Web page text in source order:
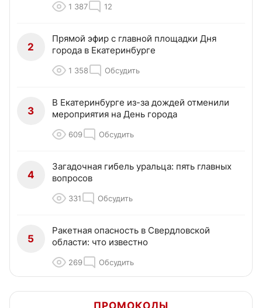
1 387 12
2
Прямой эфир с главной площадки Дня
города в Екатеринбурге
1 358 Обсудить
3
В Екатеринбурге из-за дождей отменили
мероприятия на День города
609 Обсудить
4
Загадочная гибель уральца: пять главных
вопросов
331 Обсудить
5
Ракетная опасность в Свердловской
области: что известно
269 Обсудить
ПРОМОКОДЫ